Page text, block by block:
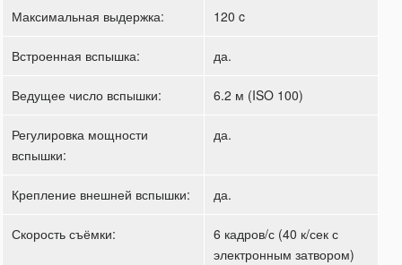
Максимальная выдержка: 120 c
Встроенная вспышка: да.
Ведущее число вспышки: 6.2 м (ISO 100)
Регулировка мощности
вспышки:
да.
Крепление внешней вспышки: да.
Скорость съёмки:
6 кадров/с (40 к/сек с
электронным затвором)